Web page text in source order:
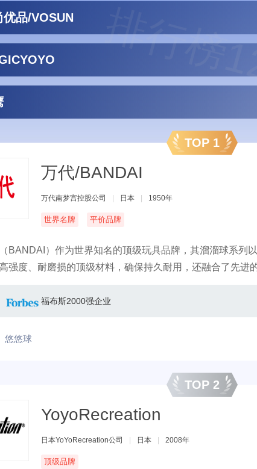
优品/VOSUN
TOP 1
万代/BANDAI
万代南梦宫控股公司 日本 1950年
世界名牌 平价品牌
BANDAI）作为世界知名的顶级玩具品牌，其溜溜球系列
强度、耐磨损的顶级材料，确保持久耐用，还融合了先进
福布斯2000强企业
悠悠球
TOP 2
YoyoRecreation
日本YoYoRecreation公司 日本 2008年
顶级品牌
排行榜